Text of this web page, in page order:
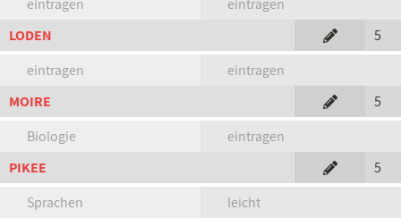
eintragen
eintragen
LODEN
5
eintragen
eintragen
MOIRE
5
Biologie
eintragen
PIKEE
5
Sprachen
leicht